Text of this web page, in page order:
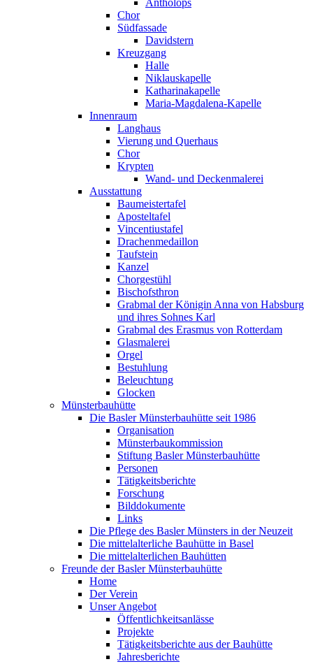
Antholops
Chor
Südfassade
Davidstern
Kreuzgang
Halle
Niklauskapelle
Katharinakapelle
Maria-Magdalena-Kapelle
Innenraum
Langhaus
Vierung und Querhaus
Chor
Krypten
Wand- und Deckenmalerei
Ausstattung
Baumeistertafel
Aposteltafel
Vincentiustafel
Drachenmedaillon
Taufstein
Kanzel
Chorgestühl
Bischofsthron
Grabmal der Königin Anna von Habsburg
und ihres Sohnes Karl
Grabmal des Erasmus von Rotterdam
Glasmalerei
Orgel
Bestuhlung
Beleuchtung
Glocken
Münsterbauhütte
Die Basler Münsterbauhütte seit 1986
Organisation
Münsterbaukommission
Stiftung Basler Münsterbauhütte
Personen
Tätigkeitsberichte
Forschung
Bilddokumente
Links
Die Pflege des Basler Münsters in der Neuzeit
Die mittelalterliche Bauhütte in Basel
Die mittelalterlichen Bauhütten
Freunde der Basler Münsterbauhütte
Home
Der Verein
Unser Angebot
Öffentlichkeitsanlässe
Projekte
Tätigkeitsberichte aus der Bauhütte
Jahresberichte